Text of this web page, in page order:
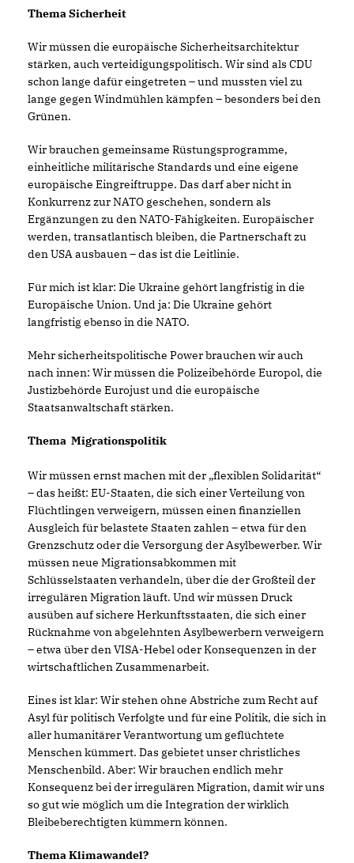
Thema Sicherheit
Wir müssen die europäische Sicherheitsarchitektur
stärken, auch verteidigungspolitisch. Wir sind als CDU
schon lange dafür eingetreten – und mussten viel zu
lange gegen Windmühlen kämpfen – besonders bei den
Grünen.
Wir brauchen gemeinsame Rüstungsprogramme,
einheitliche militärische Standards und eine eigene
europäische Eingreiftruppe. Das darf aber nicht in
Konkurrenz zur NATO geschehen, sondern als
Ergänzungen zu den NATO-Fähigkeiten. Europäischer
werden, transatlantisch bleiben, die Partnerschaft zu
den USA ausbauen – das ist die Leitlinie.
Für mich ist klar: Die Ukraine gehört langfristig in die
Europäische Union. Und ja: Die Ukraine gehört
langfristig ebenso in die NATO.
Mehr sicherheitspolitische Power brauchen wir auch
nach innen: Wir müssen die Polizeibehörde Europol, die
Justizbehörde Eurojust und die europäische
Staatsanwaltschaft stärken.
Thema Migrationspolitik
Wir müssen ernst machen mit der „flexiblen Solidarität“
– das heißt: EU-Staaten, die sich einer Verteilung von
Flüchtlingen verweigern, müssen einen finanziellen
Ausgleich für belastete Staaten zahlen – etwa für den
Grenzschutz oder die Versorgung der Asylbewerber. Wir
müssen neue Migrationsabkommen mit
Schlüsselstaaten verhandeln, über die der Großteil der
irregulären Migration läuft. Und wir müssen Druck
ausüben auf sichere Herkunftsstaaten, die sich einer
Rücknahme von abgelehnten Asylbewerbern verweigern
– etwa über den VISA-Hebel oder Konsequenzen in der
wirtschaftlichen Zusammenarbeit.
Eines ist klar: Wir stehen ohne Abstriche zum Recht auf
Asyl für politisch Verfolgte und für eine Politik, die sich in
aller humanitärer Verantwortung um geflüchtete
Menschen kümmert. Das gebietet unser christliches
Menschenbild. Aber: Wir brauchen endlich mehr
Konsequenz bei der irregulären Migration, damit wir uns
so gut wie möglich um die Integration der wirklich
Bleibeberechtigten kümmern können.
Thema Klimawandel?